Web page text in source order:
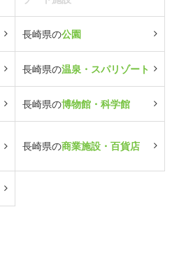
長崎県の公園
長崎県の温泉・スパリゾート
長崎県の博物館・科学館
長崎県の商業施設・百貨店